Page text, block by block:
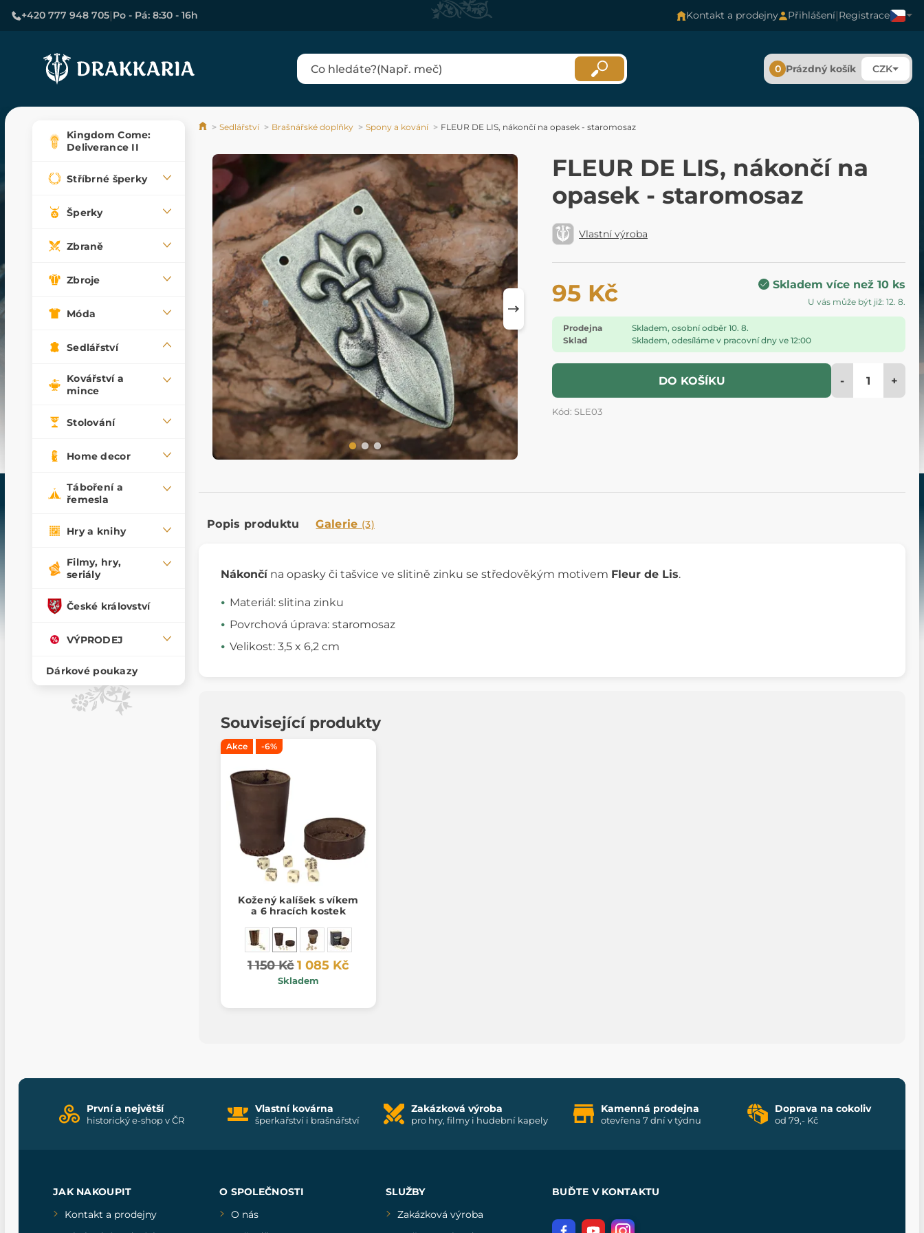
+420 777 948 705|Po - Pá: 8:30 - 16h Kontakt a prodejny Přihlášení|Registrace
0 Prázdný košík CZK
Kingdom Come:
Deliverance II
Stříbrné šperky
Šperky
Zbraně
Zbroje
Móda
Sedlářství
Kovářství a
mince
Stolování
Home decor
Táboření a
řemesla
Hry a knihy
Filmy, hry,
seriály
České království
VÝPRODEJ
Dárkové poukazy
Sedlářství Brašnářské doplňky Spony a kování FLEUR DE LIS, nákončí na opasek - staromosaz
FLEUR DE LIS, nákončí na
opasek - staromosaz
Vlastní výroba
95 Kč Skladem více než 10 ks
U vás může být již: 12. 8.
Prodejna
Skladem, osobní odběr 10. 8.
Sklad
Skladem, odesíláme v pracovní dny ve 12:00
DO KOŠÍKU - +
Kód: SLE03
Popis produktu Galerie (3)
Nákončína opasky či tašvice ve slitině zinku se středověkým motivem Fleur de Lis.
Materiál: slitina zinku
Povrchová úprava: staromosaz
Velikost: 3,5 x 6,2 cm
Související produkty
Akce -6%
Kožený kalíšek s víkem
a 6 hracích kostek
1 150 Kč1 085 Kč
Skladem
První a největší
historický e-shop v ČR
Vlastní kovárna
šperkařství i brašnářství
Zakázková výroba
pro hry, filmy i hudební kapely
Kamenná prodejna
otevřena 7 dní v týdnu
Doprava na cokoliv
od 79,- Kč
JAK NAKOUPIT
Kontakt a prodejny
O SPOLEČNOSTI
O nás
SLUŽBY
Zakázková výroba
BUĎTE V KONTAKTU